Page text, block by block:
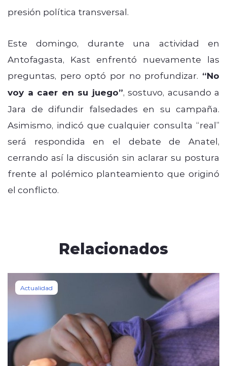
presión política transversal.
Este domingo, durante una actividad en
Antofagasta, Kast enfrentó nuevamente las
preguntas, pero optó por no profundizar. “No
voy a caer en su juego”, sostuvo, acusando a
Jara de difundir falsedades en su campaña.
Asimismo, indicó que cualquier consulta “real”
será respondida en el debate de Anatel,
cerrando así la discusión sin aclarar su postura
frente al polémico planteamiento que originó
el conflicto.
Relacionados
Actualidad